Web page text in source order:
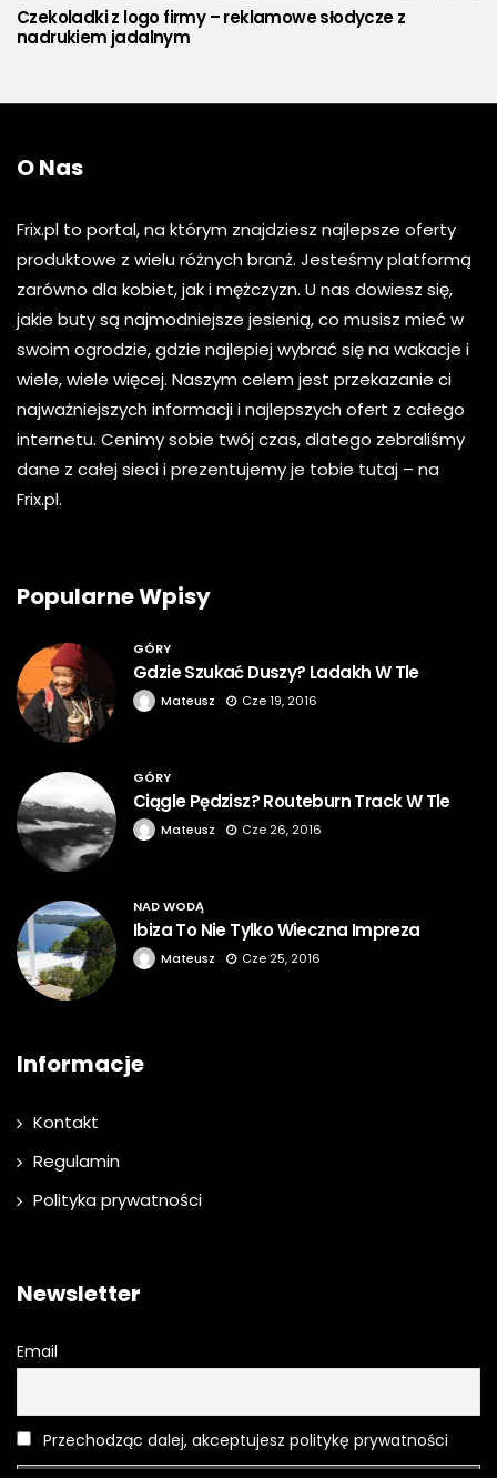
Czekoladki z logo firmy – reklamowe słodycze z
nadrukiem jadalnym
O Nas
Frix.pl to portal, na którym znajdziesz najlepsze oferty
produktowe z wielu różnych branż. Jesteśmy platformą
zarówno dla kobiet, jak i mężczyzn. U nas dowiesz się,
jakie buty są najmodniejsze jesienią, co musisz mieć w
swoim ogrodzie, gdzie najlepiej wybrać się na wakacje i
wiele, wiele więcej. Naszym celem jest przekazanie ci
najważniejszych informacji i najlepszych ofert z całego
internetu. Cenimy sobie twój czas, dlatego zebraliśmy
dane z całej sieci i prezentujemy je tobie tutaj – na
Frix.pl.
Popularne Wpisy
GÓRY
Gdzie Szukać Duszy? Ladakh W Tle
Mateusz Cze 19, 2016
GÓRY
Ciągle Pędzisz? Routeburn Track W Tle
Mateusz Cze 26, 2016
NAD WODĄ
Ibiza To Nie Tylko Wieczna Impreza
Mateusz Cze 25, 2016
Informacje
Kontakt
Regulamin
Polityka prywatności
Newsletter
Email
Przechodząc dalej, akceptujesz politykę prywatności